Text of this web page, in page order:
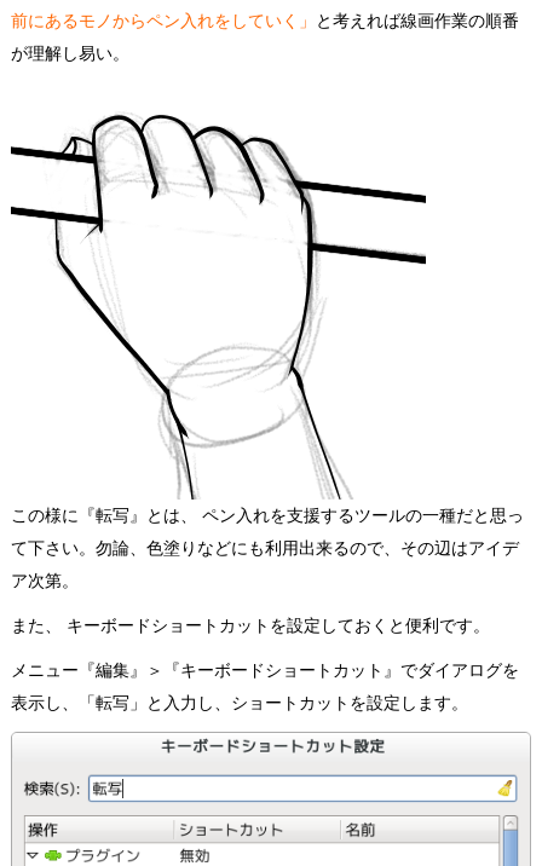
前にあるモノからペン入れをしていく」
と考えれば線画作業の順番
が理解し易い。
この様に『転写』とは、 ペン入れを支援するツールの一種だと思っ
て下さい。勿論、色塗りなどにも利用出来るので、その辺はアイデ
ア次第。
また、 キーボードショートカットを設定しておくと便利です。
メニュー『編集』＞『キーボードショートカット』でダイアログを
表示し、「転写」と入力し、ショートカットを設定します。